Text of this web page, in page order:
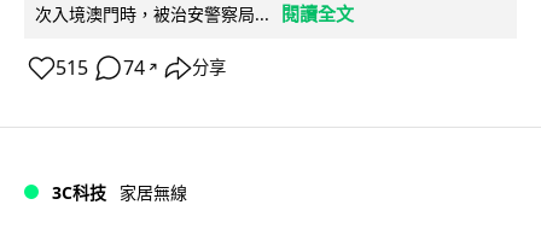
次入境澳門時，被治安警察局...
閱讀全文
515 74 ↗ 分享
3C科技 家居無線